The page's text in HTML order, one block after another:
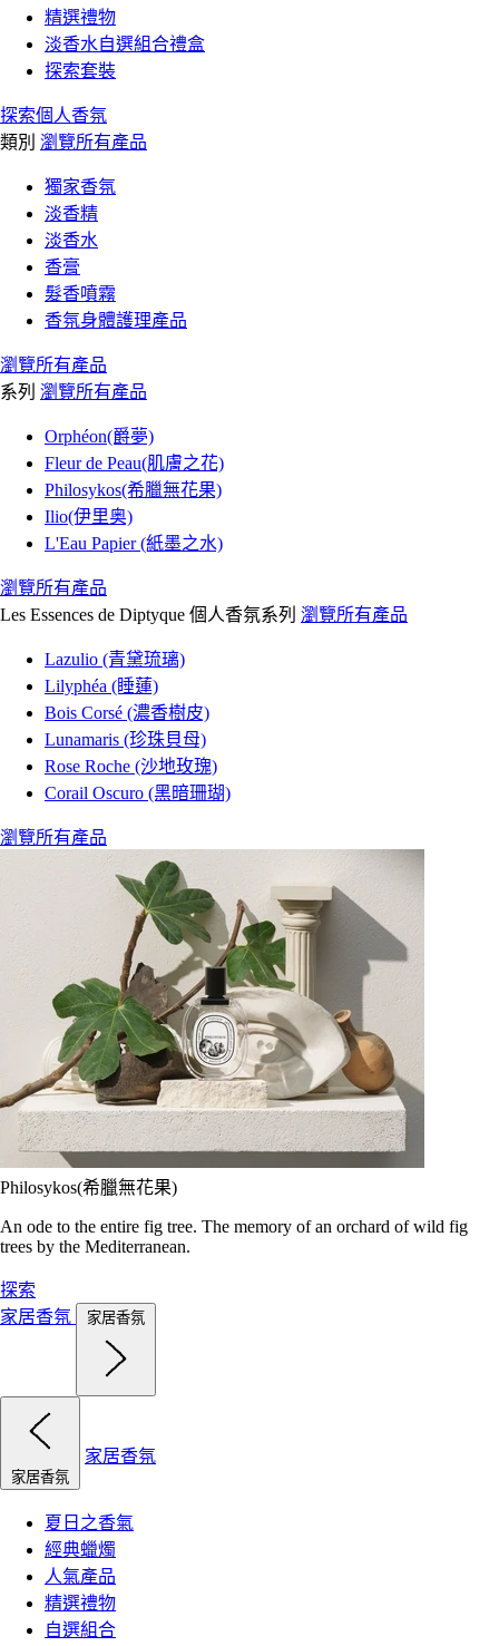
精選禮物
淡香水自選組合禮盒
探索套裝
探索個人香氛
類別 瀏覽所有產品
獨家香氛
淡香精
淡香水
香膏
髮香噴霧
香氛身體護理產品
瀏覽所有產品
系列 瀏覽所有產品
Orphéon(爵夢)
Fleur de Peau(肌膚之花)
Philosykos(希臘無花果)
Ilio(伊里奥)
L'Eau Papier (紙墨之水)
瀏覽所有產品
Les Essences de Diptyque 個人香氛系列 瀏覽所有產品
Lazulio (青黛琉璃)
Lilyphéa (睡蓮)
Bois Corsé (濃香樹皮)
Lunamaris (珍珠貝母)
Rose Roche (沙地玫瑰)
Corail Oscuro (黑暗珊瑚)
瀏覽所有產品
Philosykos(希臘無花果)
An ode to the entire fig tree. The memory of an orchard of wild fig
trees by the Mediterranean.
探索
家居香氛
家居香氛
家居香氛
家居香氛
夏日之香氣
經典蠟燭
人氣產品
精選禮物
自選組合